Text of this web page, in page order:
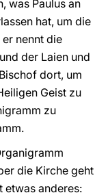
was Paulus an
hat, um die
nennt die
der Laien und
dort, um
Geist zu
zu
die Kirche geht
etwas anderes: